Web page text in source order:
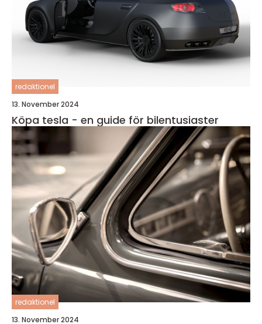
redaktionel
13. November 2024
Köpa tesla - en guide för bilentusiaster
redaktionel
13. November 2024